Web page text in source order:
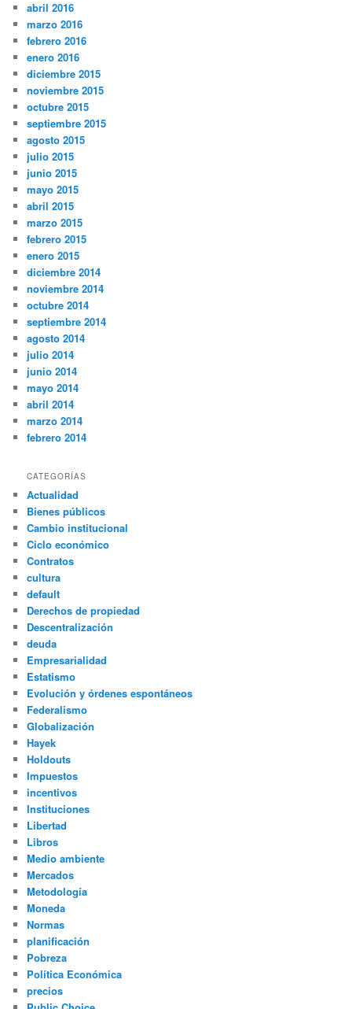
abril 2016
marzo 2016
febrero 2016
enero 2016
diciembre 2015
noviembre 2015
octubre 2015
septiembre 2015
agosto 2015
julio 2015
junio 2015
mayo 2015
abril 2015
marzo 2015
febrero 2015
enero 2015
diciembre 2014
noviembre 2014
octubre 2014
septiembre 2014
agosto 2014
julio 2014
junio 2014
mayo 2014
abril 2014
marzo 2014
febrero 2014
CATEGORÍAS
Actualidad
Bienes públicos
Cambio institucional
Ciclo económico
Contratos
cultura
default
Derechos de propiedad
Descentralización
deuda
Empresarialidad
Estatismo
Evolución y órdenes espontáneos
Federalismo
Globalización
Hayek
Holdouts
Impuestos
incentivos
Instituciones
Libertad
Libros
Medio ambiente
Mercados
Metodología
Moneda
Normas
planificación
Pobreza
Política Económica
precios